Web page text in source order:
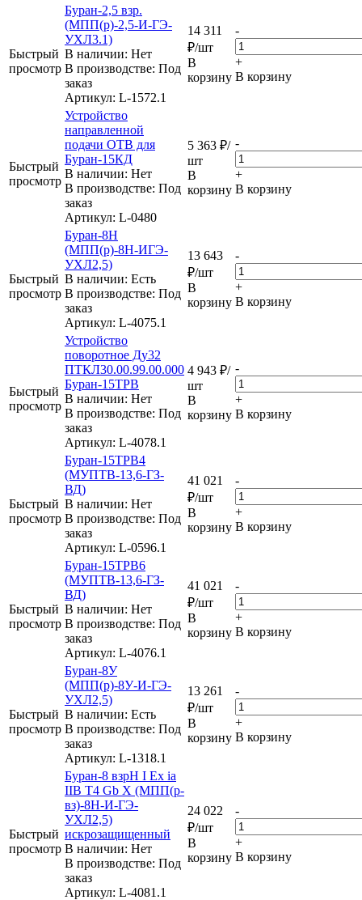
Быстрый
просмотр
Буран-2,5 взр.
(МПП(р)-2,5-И-ГЭ-
УХЛ3.1)
В наличии: Нет
В производстве: Под
заказ
Артикул: L-1572.1
14 311
₽/шт
В
корзину
-
+
В корзину
Быстрый
просмотр
Устройство
направленной
подачи ОТВ для
Буран-15КД
В наличии: Нет
В производстве: Под
заказ
Артикул: L-0480
5 363 ₽/
шт
В
корзину
-
+
В корзину
Быстрый
просмотр
Буран-8Н
(МПП(р)-8Н-ИГЭ-
УХЛ2,5)
В наличии: Eсть
В производстве: Под
заказ
Артикул: L-4075.1
13 643
₽/шт
В
корзину
-
+
В корзину
Быстрый
просмотр
Устройство
поворотное Ду32
ПТКЛ30.00.99.00.000
Буран-15ТРВ
В наличии: Нет
В производстве: Под
заказ
Артикул: L-4078.1
4 943 ₽/
шт
В
корзину
-
+
В корзину
Быстрый
просмотр
Буран-15ТРВ4
(МУПТВ-13,6-ГЗ-
ВД)
В наличии: Нет
В производстве: Под
заказ
Артикул: L-0596.1
41 021
₽/шт
В
корзину
-
+
В корзину
Быстрый
просмотр
Буран-15ТРВ6
(МУПТВ-13,6-ГЗ-
ВД)
В наличии: Нет
В производстве: Под
заказ
Артикул: L-4076.1
41 021
₽/шт
В
корзину
-
+
В корзину
Быстрый
просмотр
Буран-8У
(МПП(р)-8У-И-ГЭ-
УХЛ2,5)
В наличии: Eсть
В производстве: Под
заказ
Артикул: L-1318.1
13 261
₽/шт
В
корзину
-
+
В корзину
Быстрый
просмотр
Буран-8 взрН I Ex ia
IIB T4 Gb X (МПП(р-
вз)-8Н-И-ГЭ-
УХЛ2,5)
искрозащищенный
В наличии: Нет
В производстве: Под
заказ
Артикул: L-4081.1
24 022
₽/шт
В
корзину
-
+
В корзину